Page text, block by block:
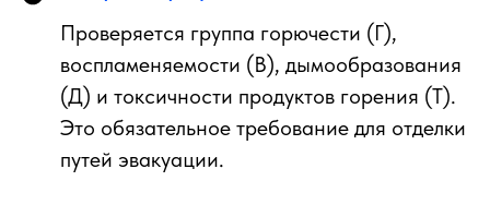
Проверяется группа горючести (Г),
воспламеняемости (В), дымообразования
(Д) и токсичности продуктов горения (Т).
Это обязательное требование для отделки
путей эвакуации.